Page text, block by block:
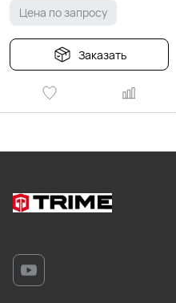
Цена по запросу
Заказать